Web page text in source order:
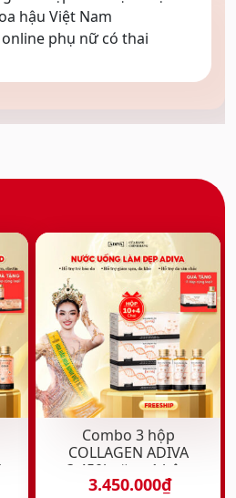
hậu Việt Nam
phụ nữ có thai
Combo 3 hộp
COLLAGEN ADIVA
3,450k tặng 1 hộp
COLLAGEN ADIVA
3.450.000₫